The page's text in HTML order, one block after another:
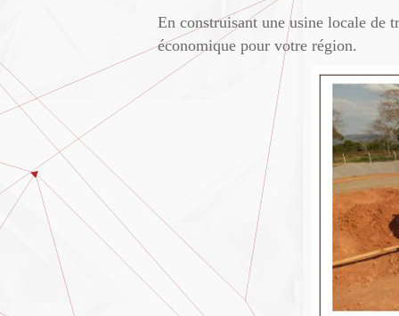
En construisant une usine locale de
économique pour votre région.